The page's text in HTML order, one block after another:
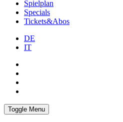
Spielplan
Specials
Tickets&Abos
DE
IT
Toggle Menu